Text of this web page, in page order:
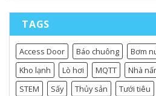
TAGS
Access Door Báo chuông Bơm
Kho lạnh
Lò hơi MQTT Nhà
STEM
Sấy Thủy sản Tưới tiêu